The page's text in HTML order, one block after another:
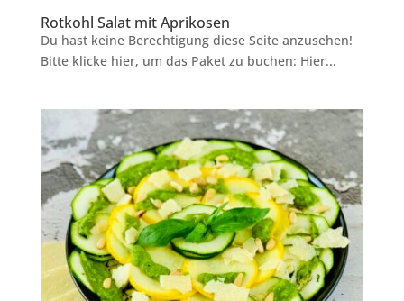
Rotkohl Salat mit Aprikosen
Du hast keine Berechtigung diese Seite anzusehen!
Bitte klicke hier, um das Paket zu buchen: Hier...